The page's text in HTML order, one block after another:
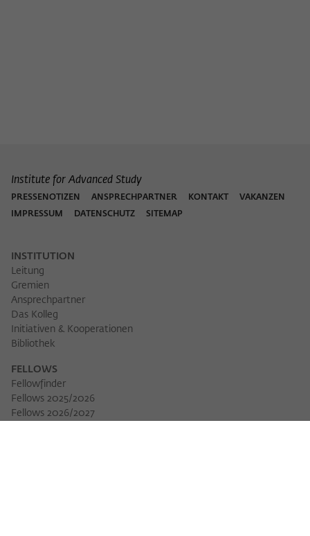
Institute for Advanced Study
PRESSENOTIZEN ANSPRECHPARTNER KONTAKT
VAKANZEN
IMPRESSUM
DATENSCHUTZ SITEMAP
INSTITUTION
Leitung
Gremien
Ansprechpartner
Das Kolleg
Initiativen & Kooperationen
Bibliothek
FELLOWS
Fellowfinder
Fellows 2025/2026
Fellows 2026/2027